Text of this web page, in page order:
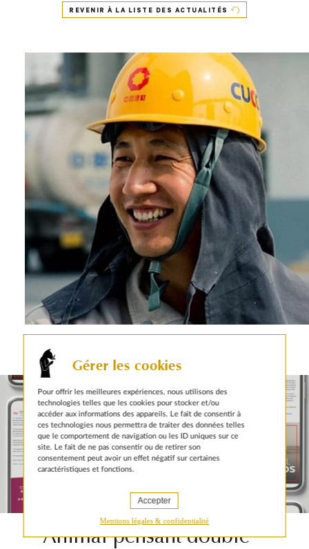
Gérer les cookies
Pour offrir les meilleures expériences, nous utilisons des
technologies telles que les cookies pour stocker et/ou
accéder aux informations des appareils. Le fait de consentir à
ces technologies nous permettra de traiter des données telles
que le comportement de navigation ou les ID uniques sur ce
site. Le fait de ne pas consentir ou de retirer son
consentement peut avoir un effet négatif sur certaines
caractéristiques et fonctions.
Accepter
Mentions légales & confidentialité
REVENIR À LA LISTE DES ACTUALITÉS
autres actualités sur le même sujet
Animal pensant double